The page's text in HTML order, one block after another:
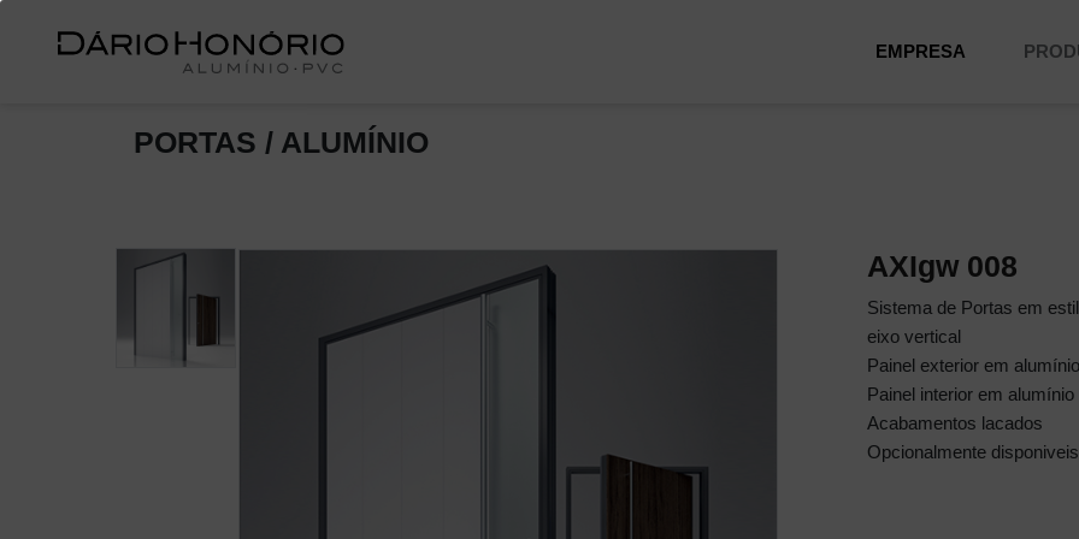
EMPRESA
PORTAS / ALUMÍNIO
AXIgw 008
Sistema de Portas em
eixo vertical
Painel exterior em
Painel interior em alumínio
Acabamentos lacados
Opcionalmente